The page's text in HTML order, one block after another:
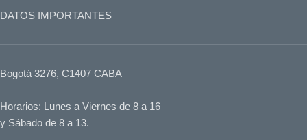
DATOS IMPORTANTES
Bogotá 3276, C1407 CABA
Horarios: Lunes a Viernes de 8 a 16
y Sábado de 8 a 13.